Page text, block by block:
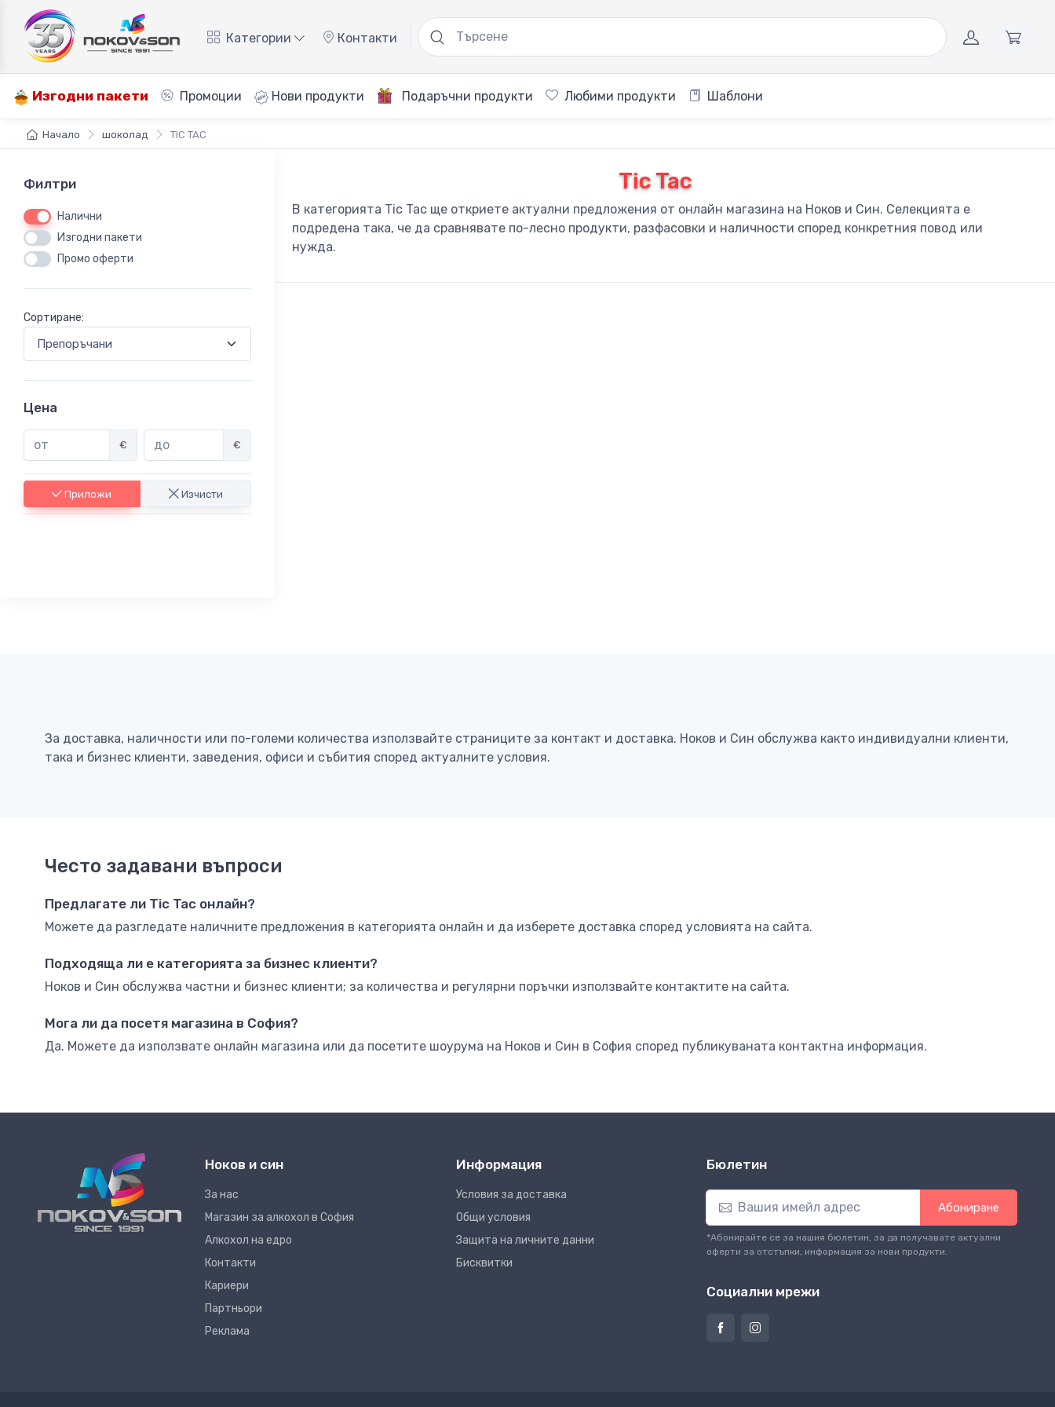
Категории Контакти
Изгодни пакети Промоции Нови продукти Подаръчни продукти Любими продукти Шаблони
Начало шоколад TIC TAC
Филтри
Налични
Изгодни пакети
Промо оферти
Сортиране:
Цена
€ €
Приложи Изчисти
Tic Tac
В категорията Tic Tac ще откриете актуални предложения от онлайн магазина на Ноков и Син. Селекцията е
подредена така, че да сравнявате по-лесно продукти, разфасовки и наличности според конкретния повод или
нужда.
За доставка, наличности или по-големи количества използвайте страниците за контакт и доставка. Ноков и Син обслужва както индивидуални клиенти,
така и бизнес клиенти, заведения, офиси и събития според актуалните условия.
Често задавани въпроси
Предлагате ли Tic Tac онлайн?
Можете да разгледате наличните предложения в категорията онлайн и да изберете доставка според условията на сайта.
Подходяща ли е категорията за бизнес клиенти?
Ноков и Син обслужва частни и бизнес клиенти; за количества и регулярни поръчки използвайте контактите на сайта.
Мога ли да посетя магазина в София?
Да. Можете да използвате онлайн магазина или да посетите шоурума на Ноков и Син в София според публикуваната контактна информация.
Ноков и син
За нас
Магазин за алкохол в София
Алкохол на едро
Контакти
Кариери
Партньори
Реклама
Информация
Условия за доставка
Общи условия
Защита на личните данни
Бисквитки
Бюлетин
Абониране
*Абонирайте се за нашия бюлетин, за да получавате актуални
оферти за отстъпки, информация за нови продукти.
Социални мрежи